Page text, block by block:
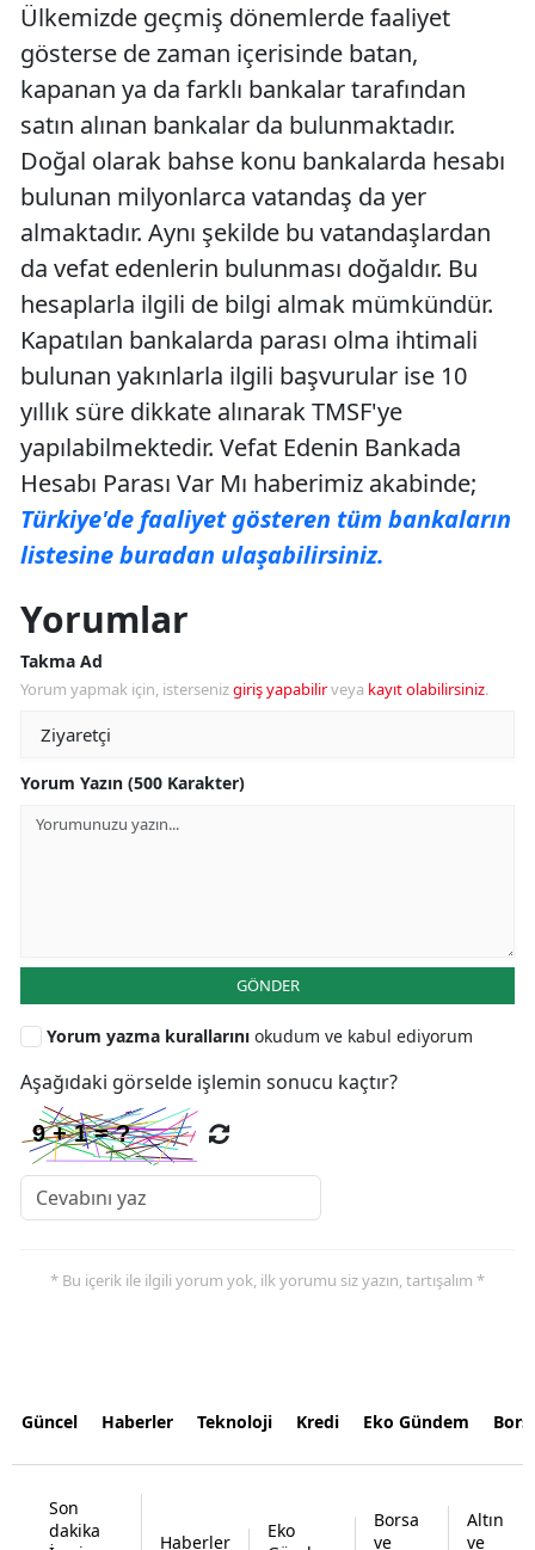
Ülkemizde geçmiş dönemlerde faaliyet
gösterse de zaman içerisinde batan,
kapanan ya da farklı bankalar tarafından
satın alınan bankalar da bulunmaktadır.
Doğal olarak bahse konu bankalarda hesabı
bulunan milyonlarca vatandaş da yer
almaktadır. Aynı şekilde bu vatandaşlardan
da vefat edenlerin bulunması doğaldır. Bu
hesaplarla ilgili de bilgi almak mümkündür.
Kapatılan bankalarda parası olma ihtimali
bulunan yakınlarla ilgili başvurular ise 10
yıllık süre dikkate alınarak TMSF'ye
yapılabilmektedir. Vefat Edenin Bankada
Hesabı Parası Var Mı haberimiz akabinde;
Türkiye'de faaliyet gösteren tüm bankaların
listesine buradan ulaşabilirsiniz.
Yorumlar
Takma Ad
Yorum yapmak için, istersenizgiriş yapabilirveya kayıt olabilirsiniz.
Yorum Yazın (500 Karakter)
GÖNDER
Yorum yazma kurallarını okudum ve kabul ediyorum
Aşağıdaki görselde işlemin sonucu kaçtır?
* Bu içerik ile ilgili yorum yok, ilk yorumu siz yazın, tartışalım *
Güncel Haberler Teknoloji Kredi Eko Gündem
Son
dakika
Haberler
Eko
Borsa
ve
Altın
ve